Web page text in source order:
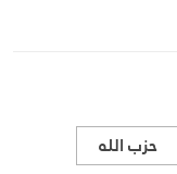
حزب الله